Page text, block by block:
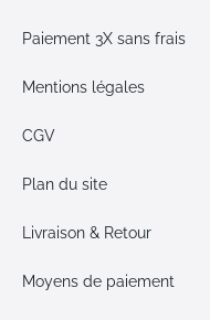
Paiement 3X sans frais
Mentions légales
CGV
Plan du site
Livraison & Retour
Moyens de paiement